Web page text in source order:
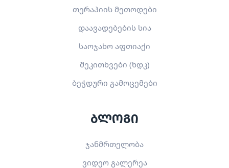
თერაპიის მეთოდები
დაავადებების სია
საოჯახო აფთიაქი
შეკითხვები (ხდკ)
ბეჭდური გამოცემები
ბლოგი
ჯანმრთელობა
ვიდეო გალერეა